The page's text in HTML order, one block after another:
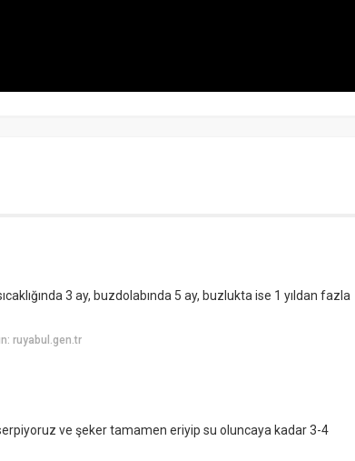
3 ay, buzdolabında 5 ay, buzlukta ise 1 yıldan fazla
ruyabul.gen.tr
ve şeker tamamen eriyip su oluncaya kadar 3-4